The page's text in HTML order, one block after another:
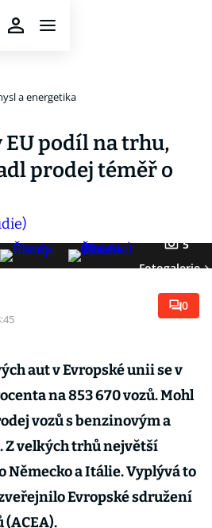
a energetika
EU podíl na trhu,
prodej téměř o
5
Fotogalerie
0
aut v Evropské unii se v
na 853 670 vozů. Mohl
vozů s benzinovým a
velkých trhů největší
Německo a Itálie. Vyplývá to
Evropské sdružení